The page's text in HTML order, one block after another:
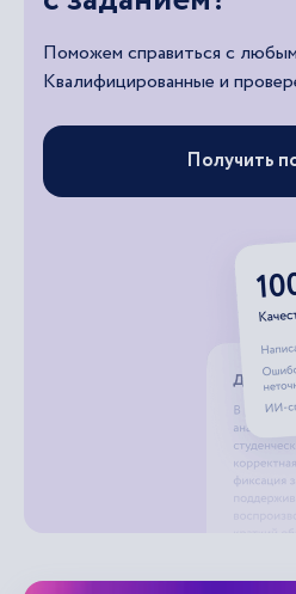
Поможем справиться с
Квалифицированные и
Получить